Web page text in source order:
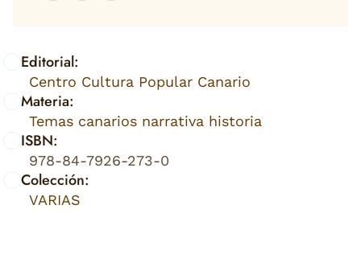
Editorial:
Centro Cultura Popular Canario
Materia:
Temas canarios narrativa historia
ISBN:
978-84-7926-273-0
Colección:
VARIAS